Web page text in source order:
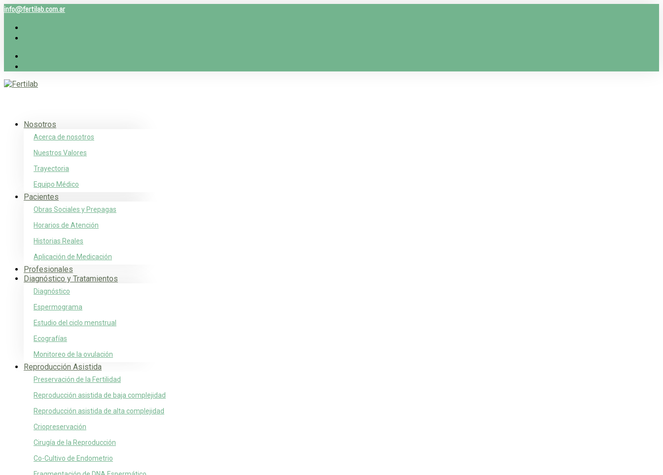
info@fertilab.com.ar
Nosotros
Acerca de nosotros
Nuestros Valores
Trayectoria
Equipo Médico
Pacientes
Obras Sociales y Prepagas
Horarios de Atención
Historias Reales
Aplicación de Medicación
Profesionales
Diagnóstico y Tratamientos
Diagnóstico
Espermograma
Estudio del ciclo menstrual
Ecografías
Monitoreo de la ovulación
Reproducción Asistida
Preservación de la Fertilidad
Reproducción asistida de baja complejidad
Reproducción asistida de alta complejidad
Criopreservación
Cirugía de la Reproducción
Co-Cultivo de Endometrio